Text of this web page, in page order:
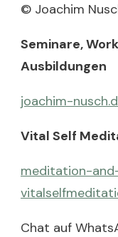
© Joachim
Seminare,
Ausbildungen
joachim-
Vital Self
meditation-
Chat auf